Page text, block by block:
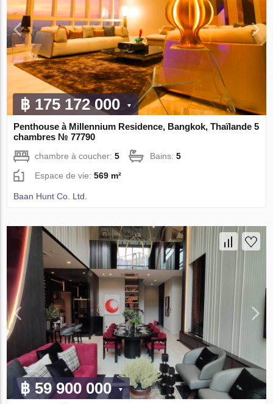
฿ 175 172 000
Penthouse à Millennium Residence, Bangkok, Thaïlande 5
chambres № 77790
chambre à coucher:5 Bains:5
Espace de vie:569 m²
Baan Hunt Co. Ltd.
฿ 59 900 000